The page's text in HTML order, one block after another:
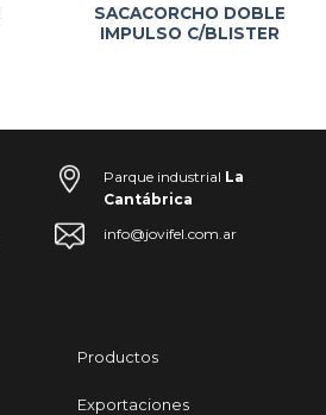
SACACORCHO DOBLE
IMPULSO C/BLISTER
Parque industrial La
Cantábrica
info@jovifel.com.ar
Productos
Exportaciones